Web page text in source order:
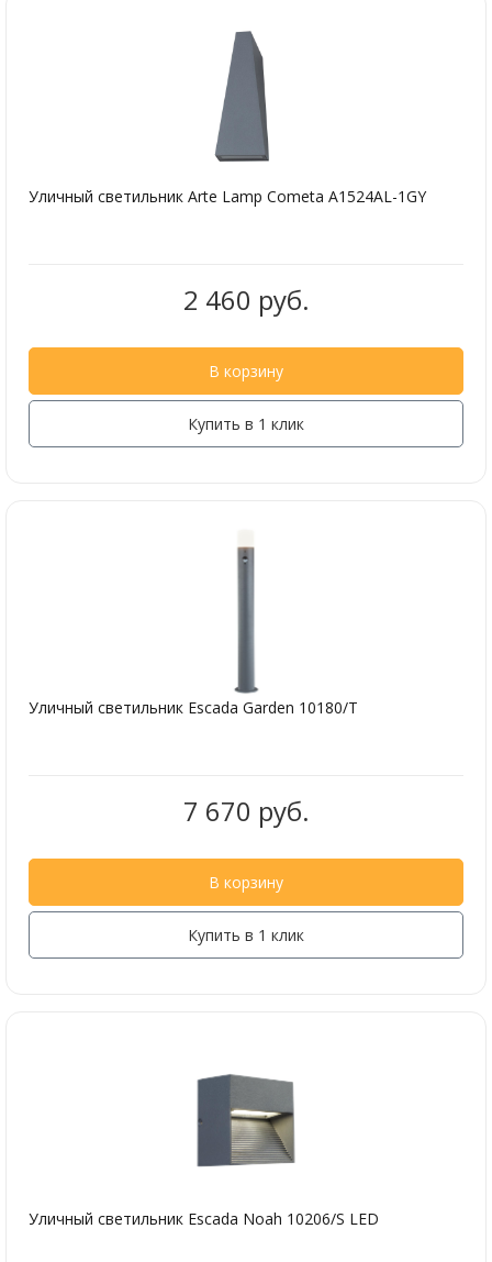
Уличный светильник Arte Lamp Cometa A1524AL-1GY
2 460 руб.
В корзину
Купить в 1 клик
Уличный светильник Escada Garden 10180/T
7 670 руб.
В корзину
Купить в 1 клик
Уличный светильник Escada Noah 10206/S LED